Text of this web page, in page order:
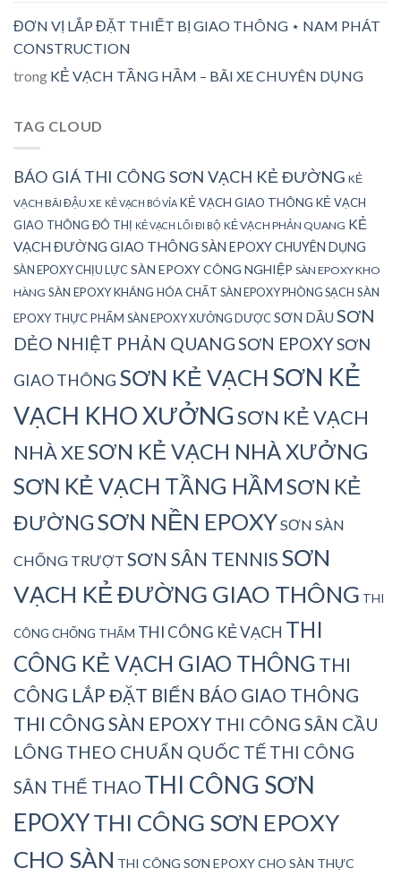
ĐƠN VỊ LẮP ĐẶT THIẾT BỊ GIAO THÔNG ⋆ NAM PHÁT
CONSTRUCTION
trong KẺ VẠCH TẦNG HẦM – BÃI XE CHUYÊN DỤNG
TAG CLOUD
BÁO GIÁ THI CÔNG SƠN VẠCH KẺ ĐƯỜNG KẺ
VẠCH BÃI ĐẬU XE KẺ VẠCH BÓ VỈA KẺ VẠCH GIAO THÔNG KẺ VẠCH
GIAO THÔNG ĐÔ THỊ KẺ VẠCH LỐI ĐI BỘ KẺ VẠCH PHẢN QUANG KẺ
VẠCH ĐƯỜNG GIAO THÔNG SÀN EPOXY CHUYÊN DỤNG
SÀN EPOXY CHỊU LỰCSÀN EPOXY CÔNG NGHIỆP SÀN EPOXY KHO
HÀNG SÀN EPOXY KHÁNG HÓA CHẤT SÀN EPOXY PHÒNG SẠCH SÀN
EPOXY THỰC PHẨM SÀN EPOXY XƯỞNG DƯỢCSƠN DẦU SƠN
DẺO NHIỆT PHẢN QUANGSƠN EPOXYSƠN
GIAO THÔNG SƠN KẺ VẠCH SƠN KẺ
VẠCH KHO XƯỞNGSƠN KẺ VẠCH
NHÀ XESƠN KẺ VẠCH NHÀ XƯỞNG
SƠN KẺ VẠCH TẦNG HẦMSƠN KẺ
ĐƯỜNGSƠN NỀN EPOXYSƠN SÀN
CHỐNG TRƯỢT SƠN SÂN TENNIS SƠN
VẠCH KẺ ĐƯỜNG GIAO THÔNG THI
CÔNG CHỐNG THẤM THI CÔNG KẺ VẠCH THI
CÔNG KẺ VẠCH GIAO THÔNG THI
CÔNG LẮP ĐẶT BIỂN BÁO GIAO THÔNG
THI CÔNG SÀN EPOXYTHI CÔNG SÂN CẦU
LÔNG THEO CHUẨN QUỐC TẾ THI CÔNG
SÂN THỂ THAO THI CÔNG SƠN
EPOXYTHI CÔNG SƠN EPOXY
CHO SÀN THI CÔNG SƠN EPOXY CHO SÀN THỰC